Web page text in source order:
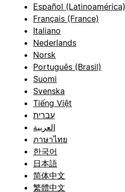
Español (Latinoamérica)
Français (France)
Italiano
Nederlands
Norsk
Português (Brasil)
Suomi
Svenska
Tiếng Việt
עברית
العربية
ภาษาไทย
한국어
日本語
简体中文
繁體中文